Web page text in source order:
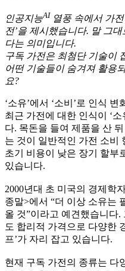
인공지능AI 열풍 속에서 가
전’을 제시했습니다. 말 그
다는 의미입니다.
구독 가전은 최첨단 기술이
어떤 기술들이 숨겨져 활용
요?
‘소유’에서 ‘소비’로 인식 변
최근 가전에 대한 인식이 ‘소
다. 목돈을 들여 제품을 산
는 것이 일반적인 가전 소비
초기 비용이 낮은 장기 할부
있습니다.
2000년대 초 미국의 경제학
종말>에서 “더 이상 소유는
올 것”이라고 예견했습니다
도 합리적 가격으로 다양한
프’가 자리 잡고 있습니다.
현재 구독 가전의 종류는 다